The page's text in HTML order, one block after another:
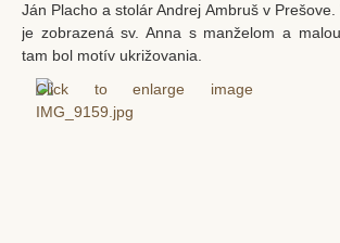
Ján Placho a stolár Andrej Ambruš v
je zobrazená sv. Anna s manželom a
tam bol motív ukrižovania.